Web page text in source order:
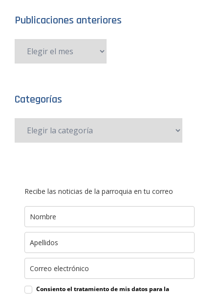
Publicaciones anteriores
Categorías
Recibe las noticias de la parroquia en tu correo
Consiento el tratamiento de mis datos para la